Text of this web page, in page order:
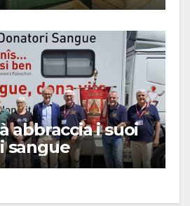
abbraccia i suoi
sangue